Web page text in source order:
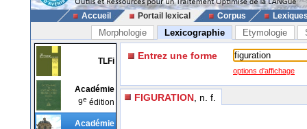
Accueil Portail lexical Corpus
Morphologie Lexicographie Etymologie
TLFi
Académie
9e édition
Académie
Entrez une forme
options d'affichage
FIGURATION , n. f.